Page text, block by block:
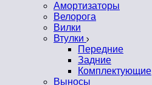
Амортизаторы
Велорога
Вилки
Втулки
Передние
Задние
Комплектующие
Выносы